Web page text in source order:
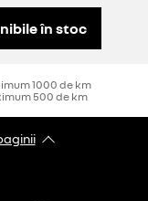
în stoc
1000 de km
500 de km